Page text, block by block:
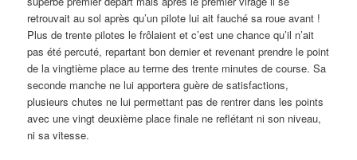
retrouvait au sol après qu’un pilote lui ait fauché sa roue avant !
Plus de trente pilotes le frôlaient et c’est une chance qu’il n’ait
pas été percuté, repartant bon dernier et revenant prendre le point
de la vingtième place au terme des trente minutes de course. Sa
seconde manche ne lui apportera guère de satisfactions,
plusieurs chutes ne lui permettant pas de rentrer dans les points
avec une vingt deuxième place finale ne reflétant ni son niveau,
ni sa vitesse.